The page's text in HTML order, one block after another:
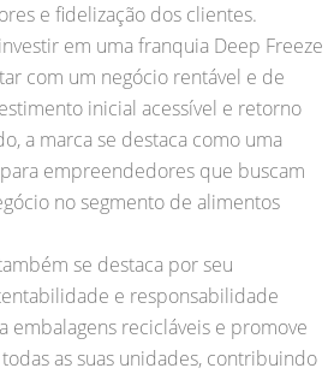
e fidelização dos clientes.
em uma franquia Deep Freeze
com um negócio rentável e de
inicial acessível e retorno
a marca se destaca como uma
empreendedores que buscam
no segmento de alimentos
se destaca por seu
e responsabilidade
embalagens recicláveis e promove
as suas unidades, contribuindo